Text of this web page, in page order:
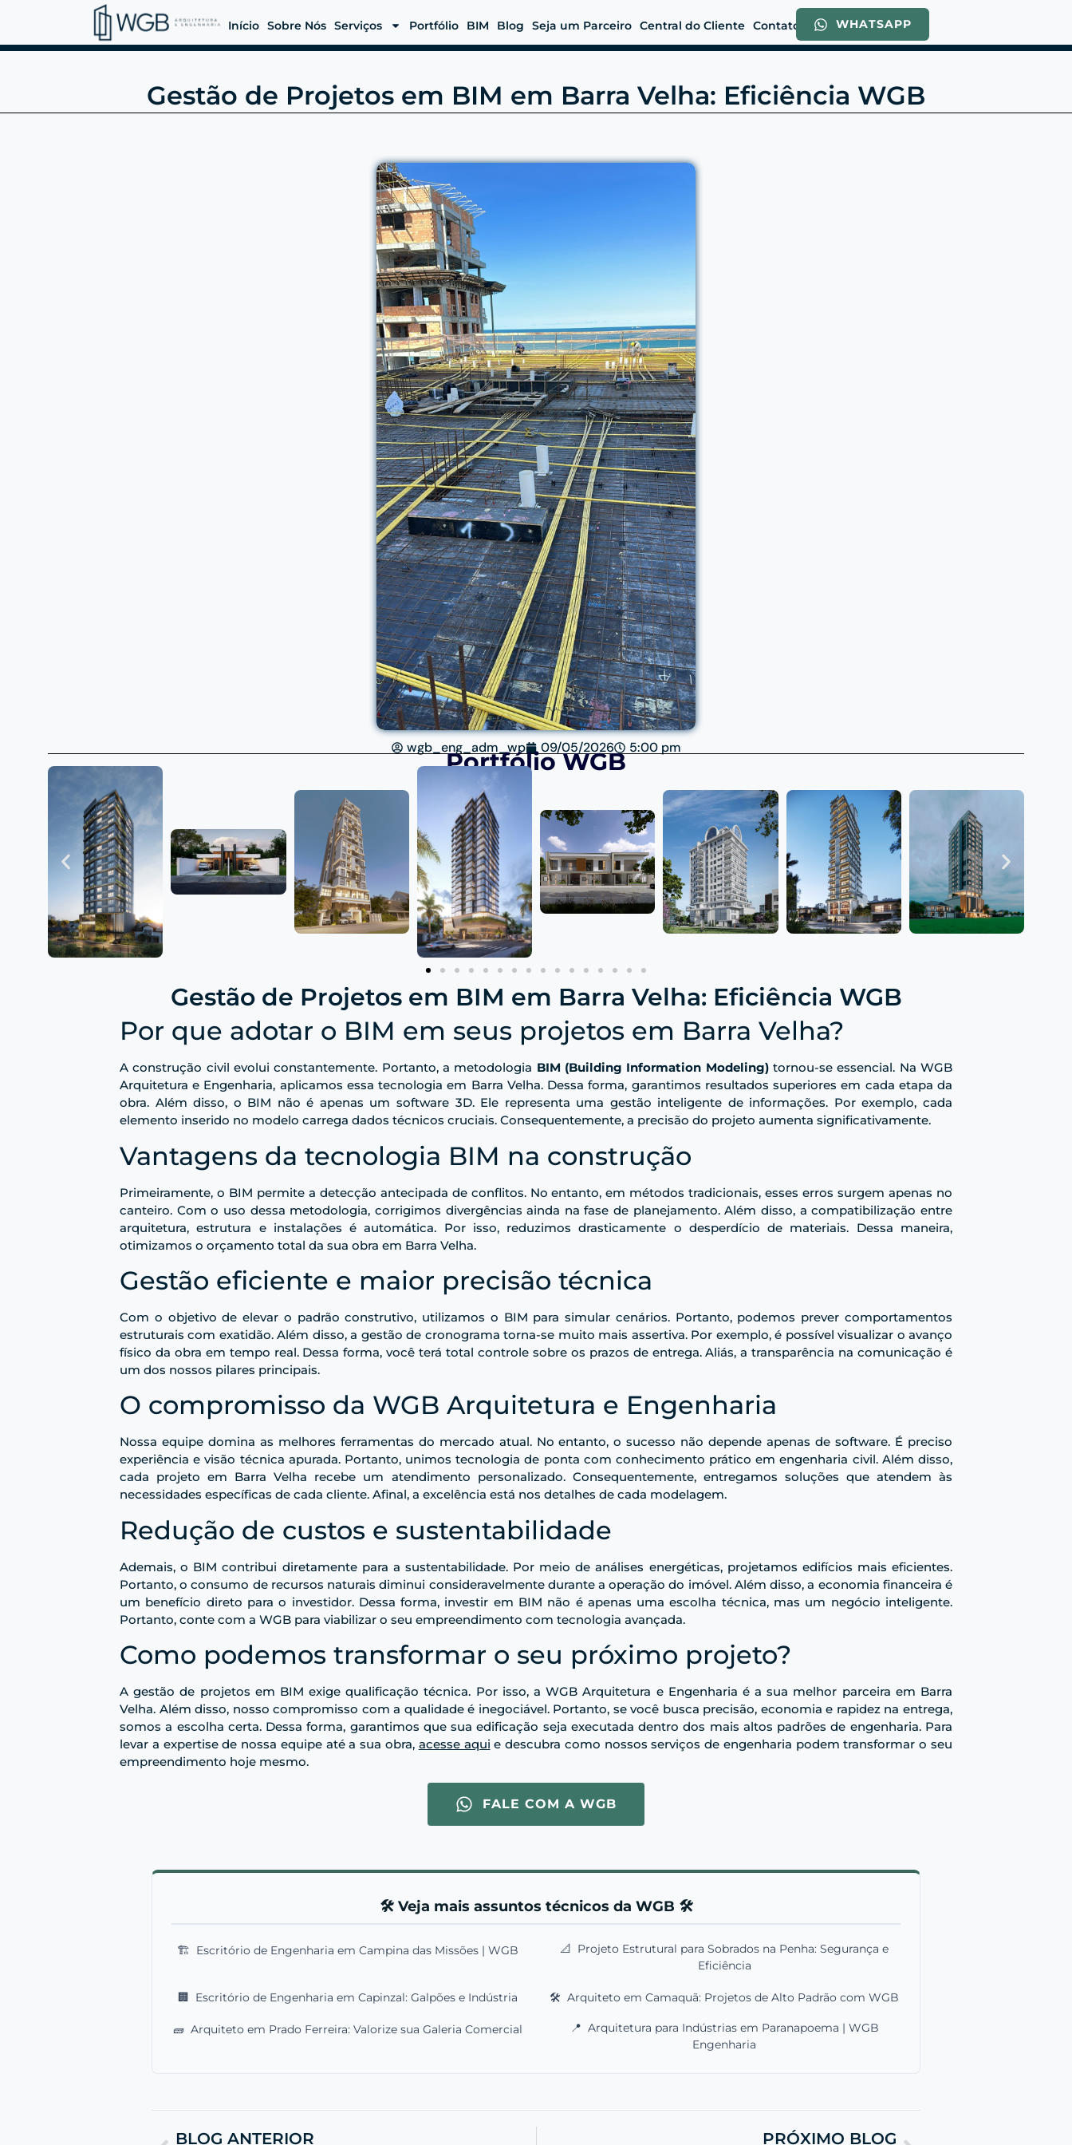
Início Sobre Nós Serviços Portfólio BIM Blog Seja um Parceiro Central do Cliente Contato WHATSAPP
Gestão de Projetos em BIM em Barra Velha: Eficiência WGB
wgb_eng_adm_wp 09/05/2026 5:00 pm
Portfólio WGB
Gestão de Projetos em BIM em Barra Velha: Eficiência WGB
Por que adotar o BIM em seus projetos em Barra Velha?
A construção civil evolui constantemente. Portanto, a metodologia BIM (Building Information Modeling)tornou-se essencial. Na WGB
Arquitetura e Engenharia, aplicamos essa tecnologia em Barra Velha. Dessa forma, garantimos resultados superiores em cada etapa da
obra. Além disso, o BIM não é apenas um software 3D. Ele representa uma gestão inteligente de informações. Por exemplo, cada
elemento inserido no modelo carrega dados técnicos cruciais. Consequentemente, a precisão do projeto aumenta significativamente.
Vantagens da tecnologia BIM na construção
Primeiramente, o BIM permite a detecção antecipada de conflitos. No entanto, em métodos tradicionais, esses erros surgem apenas no
canteiro. Com o uso dessa metodologia, corrigimos divergências ainda na fase de planejamento. Além disso, a compatibilização entre
arquitetura, estrutura e instalações é automática. Por isso, reduzimos drasticamente o desperdício de materiais. Dessa maneira,
otimizamos o orçamento total da sua obra em Barra Velha.
Gestão eficiente e maior precisão técnica
Com o objetivo de elevar o padrão construtivo, utilizamos o BIM para simular cenários. Portanto, podemos prever comportamentos
estruturais com exatidão. Além disso, a gestão de cronograma torna-se muito mais assertiva. Por exemplo, é possível visualizar o avanço
físico da obra em tempo real. Dessa forma, você terá total controle sobre os prazos de entrega. Aliás, a transparência na comunicação é
um dos nossos pilares principais.
O compromisso da WGB Arquitetura e Engenharia
Nossa equipe domina as melhores ferramentas do mercado atual. No entanto, o sucesso não depende apenas de software. É preciso
experiência e visão técnica apurada. Portanto, unimos tecnologia de ponta com conhecimento prático em engenharia civil. Além disso,
cada projeto em Barra Velha recebe um atendimento personalizado. Consequentemente, entregamos soluções que atendem às
necessidades específicas de cada cliente. Afinal, a excelência está nos detalhes de cada modelagem.
Redução de custos e sustentabilidade
Ademais, o BIM contribui diretamente para a sustentabilidade. Por meio de análises energéticas, projetamos edifícios mais eficientes.
Portanto, o consumo de recursos naturais diminui consideravelmente durante a operação do imóvel. Além disso, a economia financeira é
um benefício direto para o investidor. Dessa forma, investir em BIM não é apenas uma escolha técnica, mas um negócio inteligente.
Portanto, conte com a WGB para viabilizar o seu empreendimento com tecnologia avançada.
Como podemos transformar o seu próximo projeto?
A gestão de projetos em BIM exige qualificação técnica. Por isso, a WGB Arquitetura e Engenharia é a sua melhor parceira em Barra
Velha. Além disso, nosso compromisso com a qualidade é inegociável. Portanto, se você busca precisão, economia e rapidez na entrega,
somos a escolha certa. Dessa forma, garantimos que sua edificação seja executada dentro dos mais altos padrões de engenharia. Para
levar a expertise de nossa equipe até a sua obra, acesse aqui e descubra como nossos serviços de engenharia podem transformar o seu
empreendimento hoje mesmo.
FALE COM A WGB
🛠️ Veja mais assuntos técnicos da WGB 🛠️
🏗️ Escritório de Engenharia em Campina das Missões | WGB 📐 Projeto Estrutural para Sobrados na Penha: Segurança e
Eficiência
🏢 Escritório de Engenharia em Capinzal: Galpões e Indústria 🛠️ Arquiteto em Camaquã: Projetos de Alto Padrão com WGB
🧱 Arquiteto em Prado Ferreira: Valorize sua Galeria Comercial 📍 Arquitetura para Indústrias em Paranapoema | WGB
Engenharia
BLOG ANTERIOR PRÓXIMO BLOG